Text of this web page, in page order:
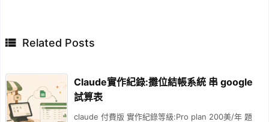
 Related Posts
Claude實作紀錄:攤位結帳系統 串 google
試算表
claude 付費版 實作紀錄等級:Pro plan 200美/年 題